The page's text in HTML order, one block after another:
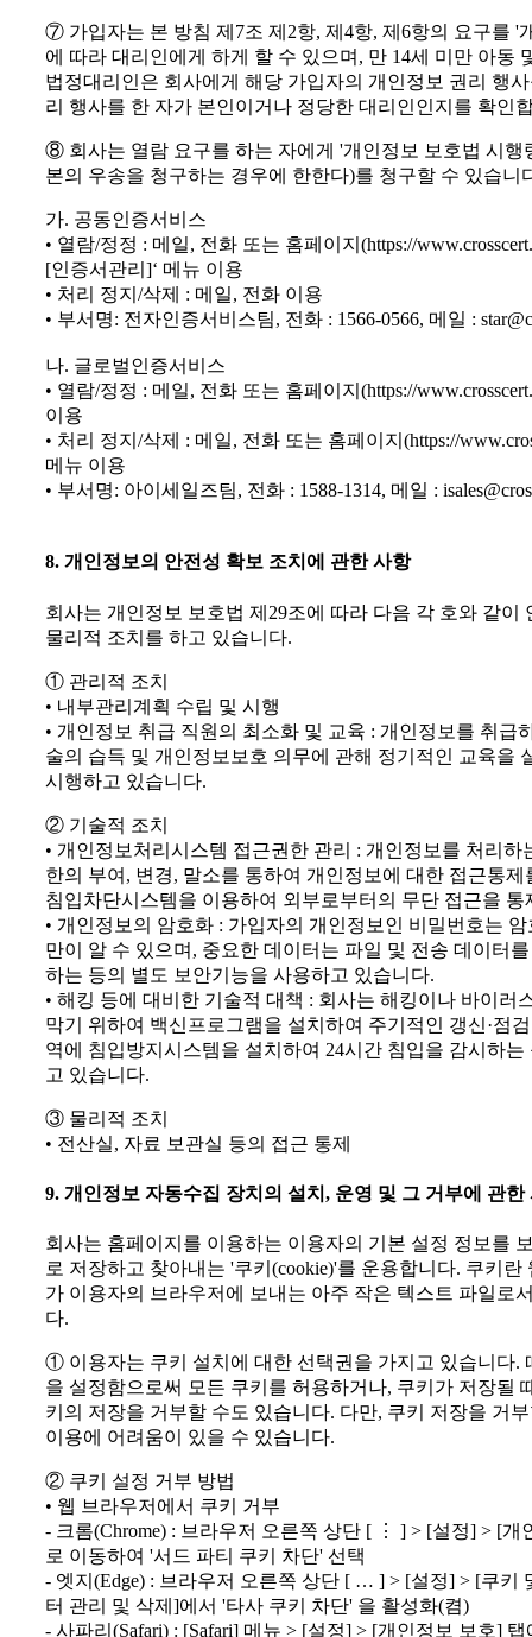
⑦ 가입자는 본 방침 제7조 제2항, 제4항, 제6항의 요구를 '
에 따라 대리인에게 하게 할 수 있으며, 만 14세 미만 아동
법정대리인은 회사에게 해당 가입자의 개인정보 권리 행
리 행사를 한 자가 본인이거나 정당한 대리인인지를 확인
⑧ 회사는 열람 요구를 하는 자에게 '개인정보 보호법 시행
본의 우송을 청구하는 경우에 한한다)를 청구할 수 있습니
가. 공동인증서비스
• 열람/정정 : 메일, 전화 또는 홈페이지(https://
[인증서관리]‘ 메뉴 이용
• 처리 정지/삭제 : 메일, 전화 이용
• 부서명: 전자인증서비스팀, 전화 : 1566-0566, 메일 :
나. 글로벌인증서비스
• 열람/정정 : 메일, 전화 또는 홈페이지(https://
이용
• 처리 정지/삭제 : 메일, 전화 또는 홈페이지(https://
메뉴 이용
• 부서명: 아이세일즈팀, 전화 : 1588-1314, 메일 :
8. 개인정보의 안전성 확보 조치에 관한 사항
회사는 개인정보 보호법 제29조에 따라 다음 각 호와 같
물리적 조치를 하고 있습니다.
① 관리적 조치
• 내부관리계획 수립 및 시행
• 개인정보 취급 직원의 최소화 및 교육 : 개인정보를 취급
술의 습득 및 개인정보보호 의무에 관해 정기적인 교육을
시행하고 있습니다.
② 기술적 조치
• 개인정보처리시스템 접근권한 관리 : 개인정보를 처리
한의 부여, 변경, 말소를 통하여 개인정보에 대한 접근통
침입차단시스템을 이용하여 외부로부터의 무단 접근을 통
• 개인정보의 암호화 : 가입자의 개인정보인 비밀번호는
만이 알 수 있으며, 중요한 데이터는 파일 및 전송 데이터
하는 등의 별도 보안기능을 사용하고 있습니다.
• 해킹 등에 대비한 기술적 대책 : 회사는 해킹이나 바이러
막기 위하여 백신프로그램을 설치하여 주기적인 갱신·점
역에 침입방지시스템을 설치하여 24시간 침입을 감시하
고 있습니다.
③ 물리적 조치
• 전산실, 자료 보관실 등의 접근 통제
9. 개인정보 자동수집 장치의 설치, 운영 및 그 거부에 관한
회사는 홈페이지를 이용하는 이용자의 기본 설정 정보를
로 저장하고 찾아내는 '쿠키(cookie)'를 운용합니다. 쿠키
가 이용자의 브라우저에 보내는 아주 작은 텍스트 파일로
다.
① 이용자는 쿠키 설치에 대한 선택권을 가지고 있습니다.
을 설정함으로써 모든 쿠키를 허용하거나, 쿠키가 저장될
키의 저장을 거부할 수도 있습니다. 다만, 쿠키 저장을 거
이용에 어려움이 있을 수 있습니다.
② 쿠키 설정 거부 방법
• 웹 브라우저에서 쿠키 거부
- 크롬(Chrome) : 브라우저 오른쪽 상단 [ ⋮ ] > [설정] > [
로 이동하여 '서드 파티 쿠키 차단' 선택
- 엣지(Edge) : 브라우저 오른쪽 상단 [ … ] > [설정] > [쿠키
터 관리 및 삭제]에서 '타사 쿠키 차단' 을 활성화(켬)
- 사파리(Safari) : [Safari] 메뉴 > [설정] > [개인정보 보호]